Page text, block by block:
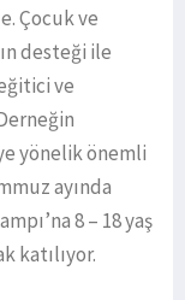
Çocuk ve
desteği ile
ve
yönelik önemli
ayında
8 – 18 yaş
katılıyor.